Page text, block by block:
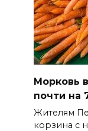
Морковь
почти на
Жителям
корзина с